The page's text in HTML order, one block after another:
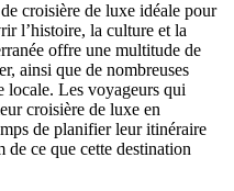
croisière de luxe idéale pour
l’histoire, la culture et la
offre une multitude de
ainsi que de nombreuses
locale. Les voyageurs qui
croisière de luxe en
de planifier leur itinéraire
ce que cette destination